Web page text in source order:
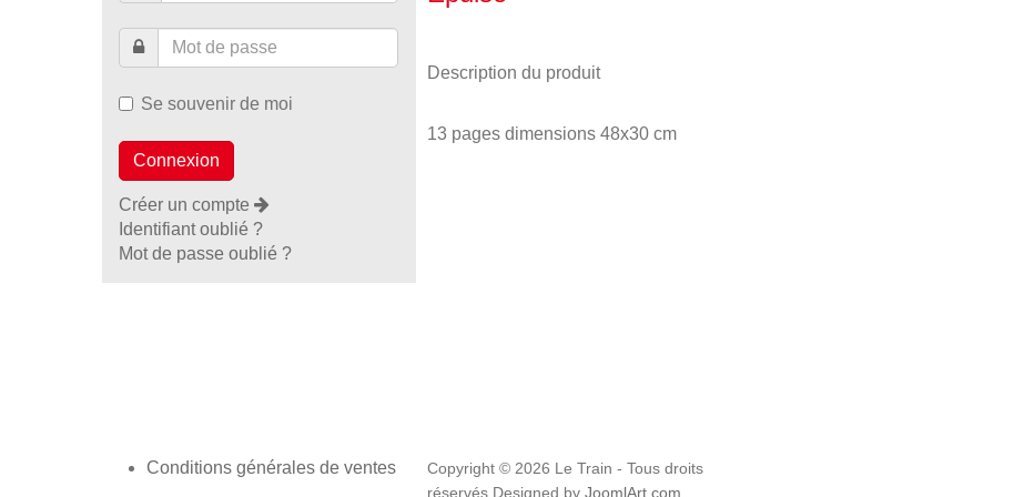
Description du produit
13 pages dimensions 48x30 cm
Se souvenir de moi
Créer un compte
Identifiant oublié ?
Mot de passe oublié ?
Conditions générales de ventes
Copyright © 2026 Le Train - Tous droits
réservés Designed by JoomlArt.com